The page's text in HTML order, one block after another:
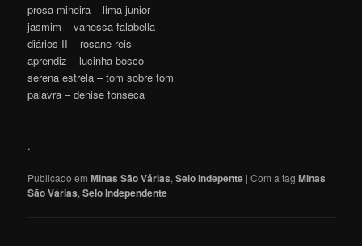
prosa mineira – lima junior
jasmim – vanessa falabella
diários II – rosane reis
aprendiz – lucinha bosco
serena estrela – tom sobre tom
palavra – denise fonseca
.
Publicado em Minas São Várias,Selo Indepente |Com a tagMinas
São Várias,Selo Independente